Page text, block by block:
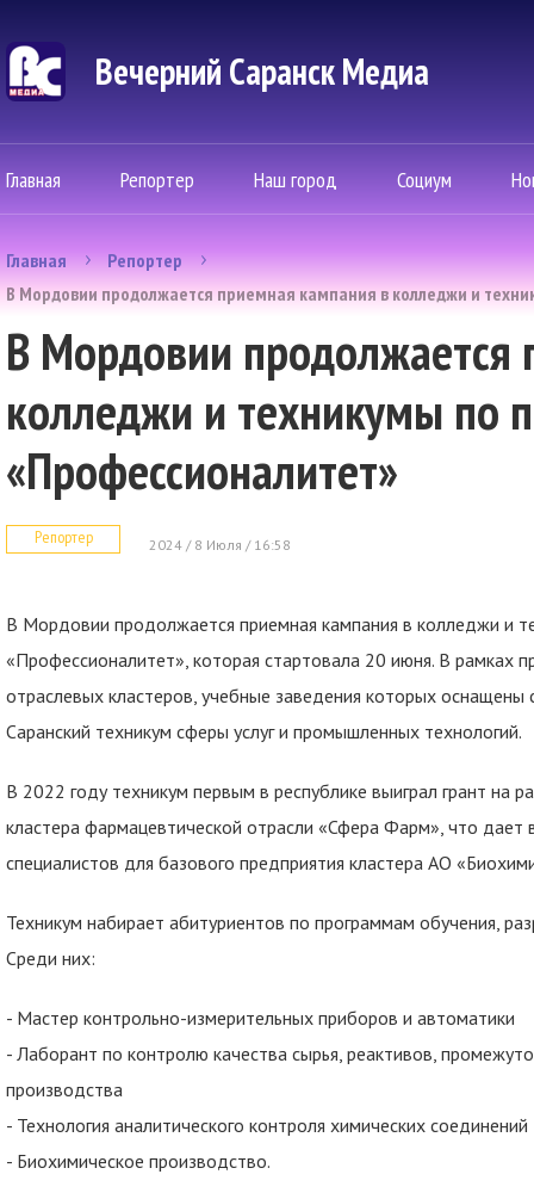
Вечерний Саранск Mедиа
Главная Репортер Наш город Социум
Главная
Репортер
В Мордовии продолжается приемная кампания в колледжи и
В Мордовии продолжается
колледжи и техникумы по
«Профессионалитет»
Репортер 2024 / 8 Июля / 16:58
В Мордовии продолжается приемная кампания в колледжи и
«Профессионалитет», которая стартовала 20 июня. В рамках
отраслевых кластеров, учебные заведения которых
Саранский техникум сферы услуг и промышленных технологий.
В 2022 году техникум первым в республике выиграл грант на
кластера фармацевтической отрасли «Сфера Фарм», что дает
специалистов для базового предприятия кластера АО
Техникум набирает абитуриентов по программам обучения,
Среди них:
- Мастер контрольно-измерительных приборов и автоматики
- Лаборант по контролю качества сырья, реактивов,
производства
- Технология аналитического контроля химических соединений
- Биохимическое производство.